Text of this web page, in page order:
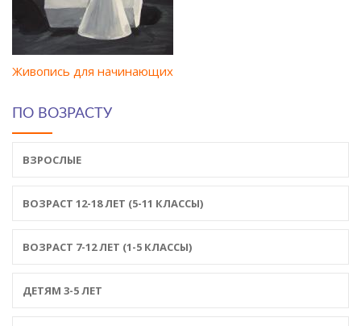
Живопись для начинающих
ПО ВОЗРАСТУ
ВЗРОСЛЫЕ
ВОЗРАСТ 12-18 ЛЕТ (5-11 КЛАССЫ)
ВОЗРАСТ 7-12 ЛЕТ (1-5 КЛАССЫ)
ДЕТЯМ 3-5 ЛЕТ